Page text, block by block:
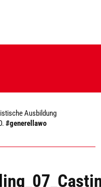
Ausbildung
#generellawo